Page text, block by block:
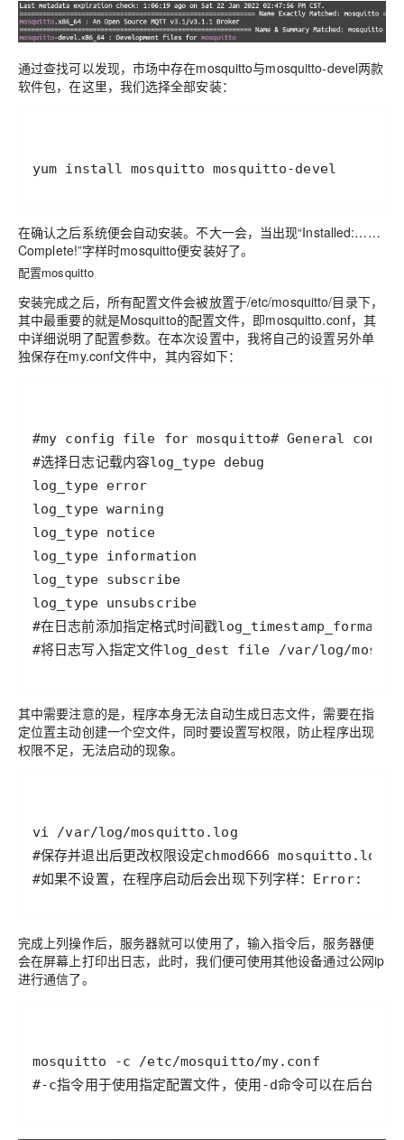
通过查找可以发现，市场中存在mosquitto与mosquitto-devel两款
软件包，在这里，我们选择全部安装：
yum install mosquitto mosquitto-devel
在确认之后系统便会自动安装。不大一会，当出现“Installed:……
Complete!”字样时mosquitto便安装好了。
配置mosquitto
安装完成之后，所有配置文件会被放置于/etc/mosquitto/目录下，
其中最重要的就是Mosquitto的配置文件，即mosquitto.conf，其
中详细说明了配置参数。在本次设置中，我将自己的设置另外单
独保存在my.conf文件中，其内容如下：
#my config file for mosquitto# General
#选择日志记载内容
log_type subscribe
#在日志前添加指定格式时间戳
#将日志写入指定文件log_dest file /var/log/
其中需要注意的是，程序本身无法自动生成日志文件，需要在指
定位置主动创建一个空文件，同时要设置写权限，防止程序出现
权限不足，无法启动的现象。
vi
#保存并退出后更改权限设定chmod666
#如果不设置，在程序启动后会出现下列字样： Error:
完成上列操作后，服务器就可以使用了，输入指令后，服务器便
会在屏幕上打印出日志，此时，我们便可使用其他设备通过公网ip
进行通信了。
mosquitto -c
#-c指令用于使用指定配置文件，使用-d命令可以在后台运行